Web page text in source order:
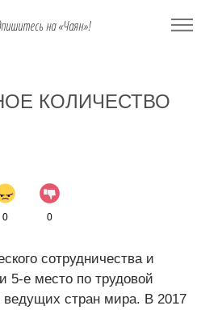
на «Чаян»!
КОЛИЧЕСТВО
0 0
сотрудничества и
5-е место по трудовой
ведущих стран мира. В 2017